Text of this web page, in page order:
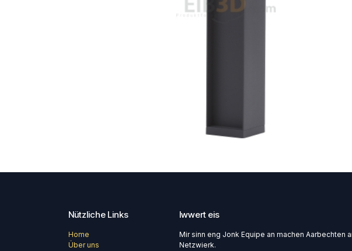
Nützliche Links
Home
Über uns
Iwwert eis
Mir sinn eng Jonk Equipe an machen Aarbechten
Netzwierk.